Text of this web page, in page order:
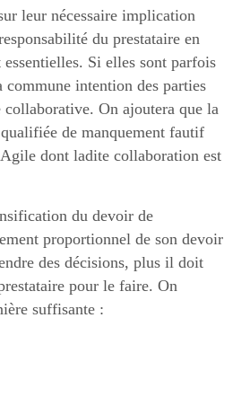
leur nécessaire implication
du prestataire en
Si elles sont parfois
intention des parties
collaborative. On ajoutera que la
de manquement fautif
dont ladite collaboration est
du devoir de
proportionnel de son devoir
des décisions, plus il doit
pour le faire. On
suffisante :